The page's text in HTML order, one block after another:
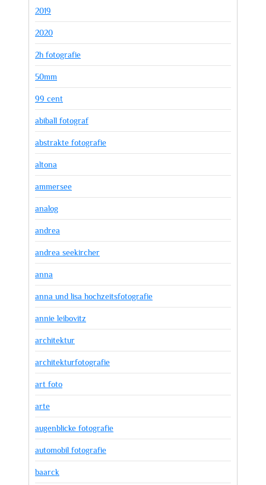
2019
2020
2h fotografie
50mm
99 cent
abiball fotograf
abstrakte fotografie
altona
ammersee
analog
andrea
andrea seekircher
anna
anna und lisa hochzeitsfotografie
annie leibovitz
architektur
architekturfotografie
art foto
arte
augenblicke fotografie
automobil fotografie
baarck